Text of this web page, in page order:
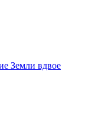
Земли вдвое